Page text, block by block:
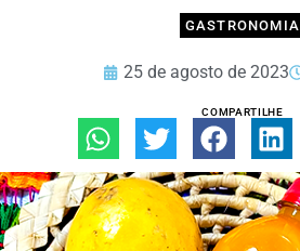
GASTRONOMIA
25 de agosto de 2023
COMPARTILHE